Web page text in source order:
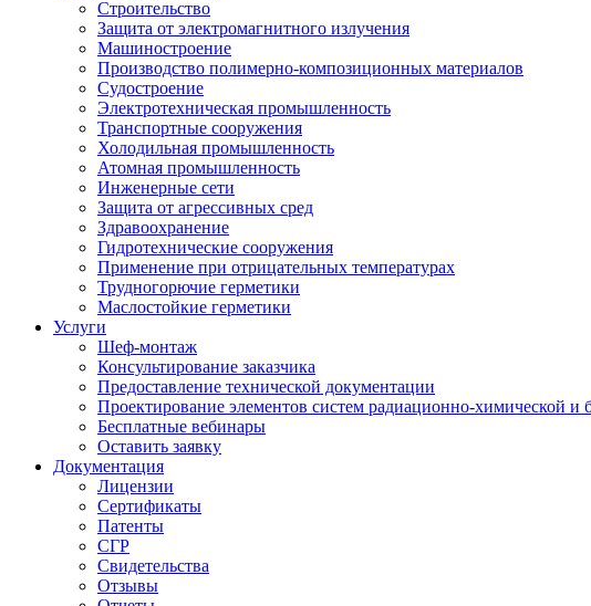
Строительство
Защита от электромагнитного излучения
Машиностроение
Производство полимерно-композиционных материалов
Судостроение
Электротехническая промышленность
Транспортные сооружения
Холодильная промышленность
Атомная промышленность
Инженерные сети
Защита от агрессивных сред
Здравоохранение
Гидротехнические сооружения
Применение при отрицательных температурах
Трудногорючие герметики
Маслостойкие герметики
Услуги
Шеф-монтаж
Консультирование заказчика
Предоставление технической документации
Проектирование элементов систем радиационно-химической
Бесплатные вебинары
Оставить заявку
Документация
Лицензии
Сертификаты
Патенты
СГР
Свидетельства
Отзывы